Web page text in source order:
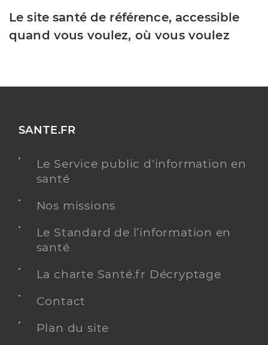
Le site santé de référence, accessible
quand vous voulez, où vous voulez
SANTE.FR
Le Service public d'information en
santé
Nos missions
Le Standard de l’information en
santé
La charte Santé.fr Décryptage
Contact
Plan du site